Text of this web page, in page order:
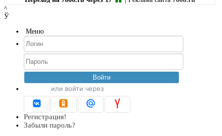
^
Ў
Меню
или войти через
Регистрация!
Забыли пароль?